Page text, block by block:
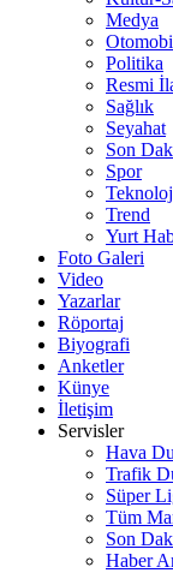
Medya
Politika
Resmi
Sağlık
Seyahat
Son
Spor
Trend
Yurt
Foto Galeri
Video
Yazarlar
Röportaj
Biyografi
Anketler
Künye
İletişim
Servisler
Hava
Trafik
Süper
Tüm
Son
Haber